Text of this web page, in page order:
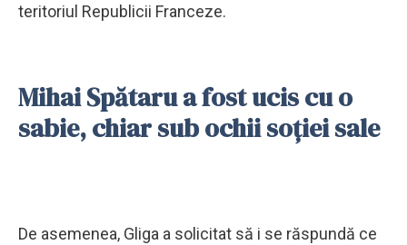
teritoriul Republicii Franceze.
Mihai Spătaru a fost ucis cu o
sabie, chiar sub ochii soţiei sale
De asemenea, Gliga a solicitat să i se răspundă ce